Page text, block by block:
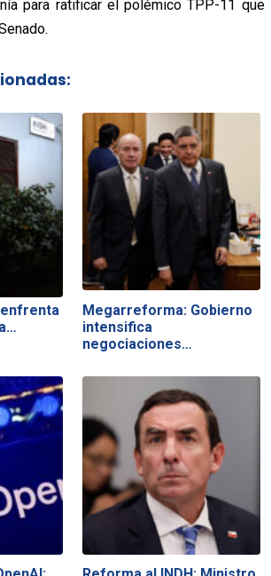
para ratificar el polémico TPP-11 que
enfrenta
Megarreforma: Gobierno
intensifica
negociaciones…